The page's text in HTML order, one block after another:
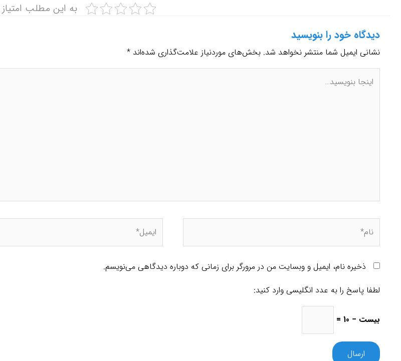
قوانین درج آگهی
راهنمای تبلیغات
حقوق و شرایط |
جهت شروع درج آگهی، ابتدا روی لینک ثبت نام کلیک کنید و پس از پرکردن فرم ثبت نام آگهی خود را ثبت کنید.
درج آگهی در سایت ایستگاه رایگان است و مسئولیت آن با آگهی دهنده می‌باشد.
با توجه به تعداد زیاد آگهی در ایستگاه، لطفا در کسب اعتبار و اعتماد آگهی دهنده، دقت کافی مبذول دارید.
شماره تلفن وب سایت ایستگاه: +98 (21) 22622020
تماس در ساعات اداری شنبه الی پنجشنبه
به این مطلب
دیدگاه‌ خود را بنویسید
نشانی ایمیل شما منتشر نخواهد شد. بخش‌های موردنیاز علامت‌گذاری شده‌اند *
ذخیره نام، ایمیل و وبسایت من در مرورگر برای زمانی که دوباره دیدگاهی می‌نویسم.
لطفا پاسخ را به عدد انگلیسی وارد کنید:
بیست − 10 =